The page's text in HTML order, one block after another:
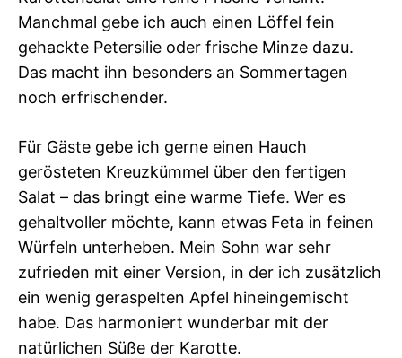
Manchmal gebe ich auch einen Löffel fein
gehackte Petersilie oder frische Minze dazu.
Das macht ihn besonders an Sommertagen
noch erfrischender.
Für Gäste gebe ich gerne einen Hauch
gerösteten Kreuzkümmel über den fertigen
Salat – das bringt eine warme Tiefe. Wer es
gehaltvoller möchte, kann etwas Feta in feinen
Würfeln unterheben. Mein Sohn war sehr
zufrieden mit einer Version, in der ich zusätzlich
ein wenig geraspelten Apfel hineingemischt
habe. Das harmoniert wunderbar mit der
natürlichen Süße der Karotte.